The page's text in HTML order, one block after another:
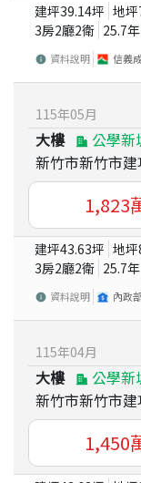
建坪39.14坪 地坪
3房2廳2衛 25.7年
資料說明 信義
115年05月
大樓
公學新
新竹市新竹市
1,823
建坪43.63坪 地坪
3房2廳2衛 25.7年
資料說明 內政
115年04月
大樓
公學新
新竹市新竹市
1,450